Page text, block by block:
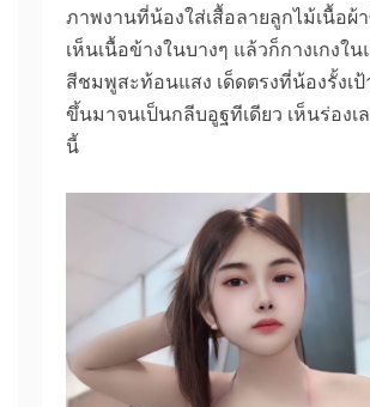
ภาพงานที่น้องใส่เสื้อลายลูกไม้เนื้อผ้
เห็นเนื้อข้างในบางๆ แล้วก็กางเกงใ
สีชมพูสะท้อนแสง เด็ดตรงที่น้องรั้งเ
ขึ้นมาจนเป็นกลีบอูฐทีเดียว เห็นร่องเ
นี้